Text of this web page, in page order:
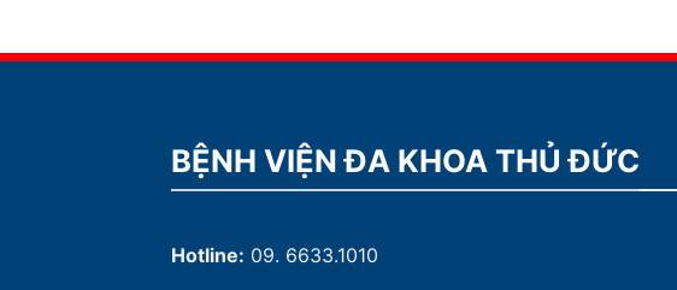
BỆNH VIỆN ĐA KHOA THỦ ĐỨC
Hotline: 09. 6633.1010